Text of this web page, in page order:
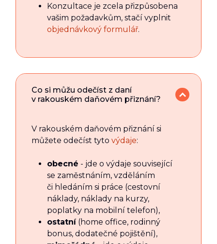
Konzultace je zcela přizpůsobena
vašim požadavkům, stačí vyplnit
objednávkový formulář.
Co si můžu odečíst z daní
v rakouském daňovém přiznání?
V rakouském daňovém přiznání si
můžete odečíst tyto výdaje:
obecné - jde o výdaje související
se zaměstnáním, vzděláním
či hledáním si práce (cestovní
náklady, náklady na kurzy,
poplatky na mobilní telefon),
ostatní(home office, rodinný
bonus, dodatečné pojištění),